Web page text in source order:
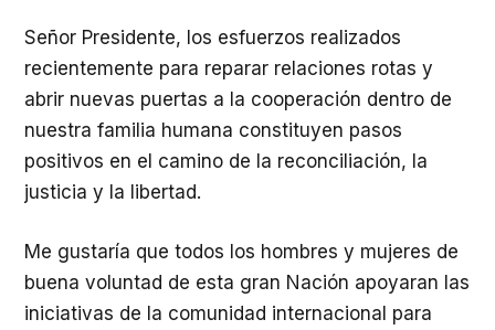
Señor Presidente, los esfuerzos realizados
recientemente para reparar relaciones rotas y
abrir nuevas puertas a la cooperación dentro de
nuestra familia humana constituyen pasos
positivos en el camino de la reconciliación, la
justicia y la libertad.
Me gustaría que todos los hombres y mujeres de
buena voluntad de esta gran Nación apoyaran las
iniciativas de la comunidad internacional para